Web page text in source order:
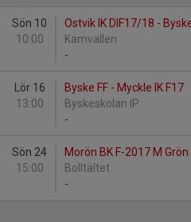
Sön 10
10:00
Ostvik IK DIF17/18 -
Kamvallen
-
Lör 16
13:00
Byske FF - Myckle IK F17
Byskeskolan IP
-
Sön 24
15:00
Morön BK F-2017 M Grön
Bolltältet
-